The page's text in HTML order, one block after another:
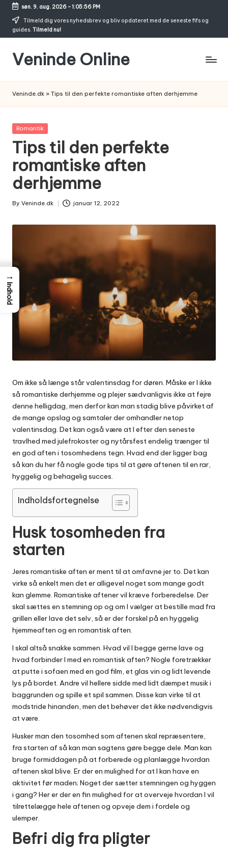
Skip
søn. 9. aug. 2026-1:05:56 PM
Tilmeld dig vores nyhedsbrev og bliv opdateret med de seneste fifs og
guides. Tilmeld nu!
Veninde Online
inspiration
Veninde.dk » Tips til den perfekte romantiske aften derhjemme
Posted
Romantik
Tips til den perfekte
romantiske aften
derhjemme
Posted
By Veninde.dk januar 12, 2022
Om ikke så længe står valentinsdag for døren. Måske er I ikke
så romantiske derhjemme og plejer sædvanligvis ikke at fejre
denne helligdag, men derfor kan man stadig blive påvirket af
de mange opslag og samtaler der omhandler netop
valentinsdag. Det kan også være at I efter den seneste
travlhed med julefrokoster og nytårsfest endelig trænger til
en god aften i tosomhedens tegn. Hvad end der ligger bag
så kan du her få nogle gode tips til at gøre aftenen til en rar,
hyggelig og behagelig succes.
Indholdsfortegnelse
Husk tosomheden fra
starten
Jeres romantiske aften er ment til at omfavne jer to. Det kan
virke så enkelt men det er alligevel noget som mange godt
kan glemme. Romantiske aftener vil kræve forberedelse. Der
skal sættes en stemning op og om I vælger at bestille mad fra
grillen eller lave det selv, så er der forskel på en hyggelig
hjemmeaften og en romantisk aften.
I skal altså snakke sammen. Hvad vil I begge gerne lave og
hvad forbinder I med en romantisk aften? Nogle foretrækker
at putte i sofaen med en god film, et glas vin og lidt levende
lys på bordet. Andre vil hellere sidde med lidt dæmpet musik i
baggrunden og spille et spil sammen. Disse kan virke til at
modstride hinanden, men det behøver det ikke nødvendigvis
at være.
Husker man den tosomhed som aftenen skal repræsentere,
fra starten af så kan man sagtens gøre begge dele. Man kan
bruge formiddagen på at forberede og planlægge hvordan
aftenen skal blive. Er der en mulighed for at I kan have en
aktivitet før maden; Noget der sætter stemningen og hyggen
i gang? Her er der en fin mulighed for at overveje hvordan I vil
tilrettelægge hele aftenen og opveje dem i fordele og
ulemper.
Befri dig fra pligter
→
Indhold